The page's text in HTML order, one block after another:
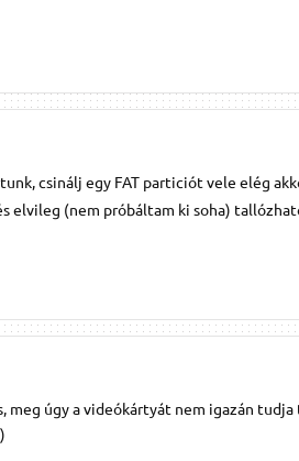
csinálj egy FAT particiót vele elég
elvileg (nem próbáltam ki soha)
meg úgy a videókártyát nem igazán